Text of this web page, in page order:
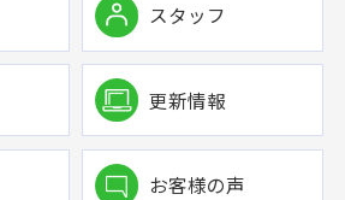
スタッフ
更新情報
お客様の声